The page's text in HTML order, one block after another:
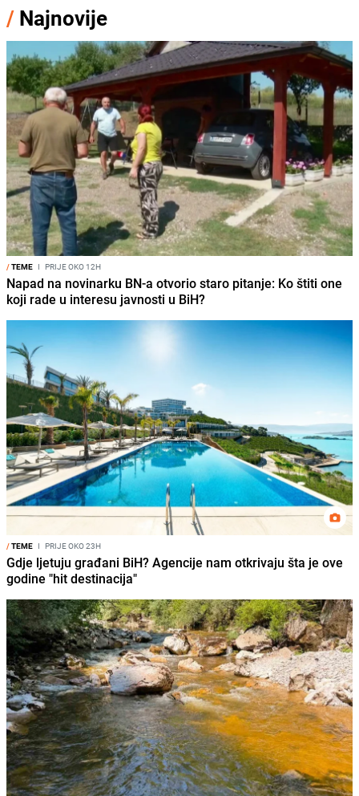
/ Najnovije
/TEME I PRIJE OKO 12H
Napad na novinarku BN-a otvorio staro pitanje: Ko štiti one
koji rade u interesu javnosti u BiH?
/TEME I PRIJE OKO 23H
Gdje ljetuju građani BiH? Agencije nam otkrivaju šta je ove
godine "hit destinacija"